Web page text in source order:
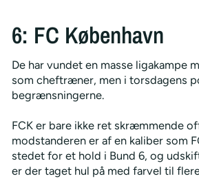
6: FC København
De har vundet en masse ligakampe
som cheftræner, men i torsdagens
begrænsningerne.
FCK er bare ikke ret skræmmende
modstanderen er af en kaliber som
stedet for et hold i Bund 6, og
er der taget hul på med farvel til